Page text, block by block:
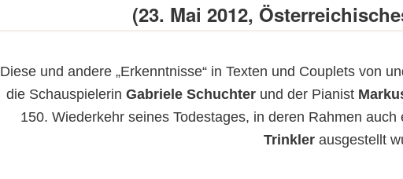
(23. Mai 2012,
Diese und andere „Erkenntnisse“ in Texten und Couplets von
die Schauspielerin Gabriele Schuchter und der Pianist
150. Wiederkehr seines Todestages, in deren Rahmen
Trinklerausgestellt